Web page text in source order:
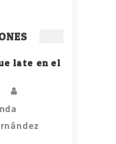
late en el